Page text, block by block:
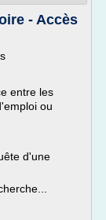
- Accès
entre les
ou
d'une